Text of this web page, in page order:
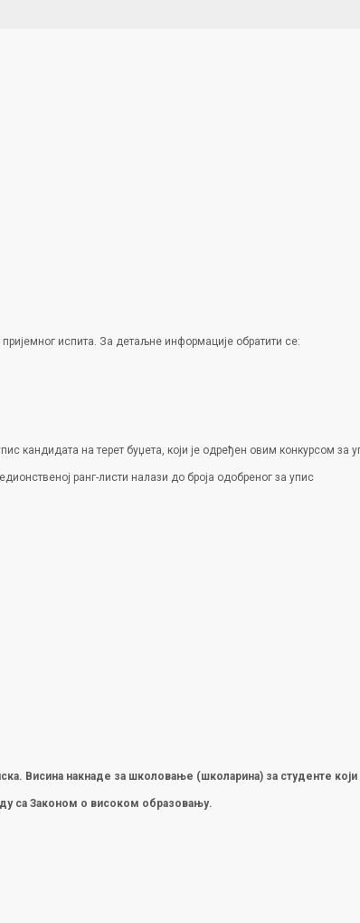
испита. За детаљне информације обратити се:
кандидата на терет буџета, који је одређен овим конкурсом за
ранг-листи налази до броја одобреног за упис
Висина накнаде за школовање (школарина) за студенте који
са Законом о високом образовању.